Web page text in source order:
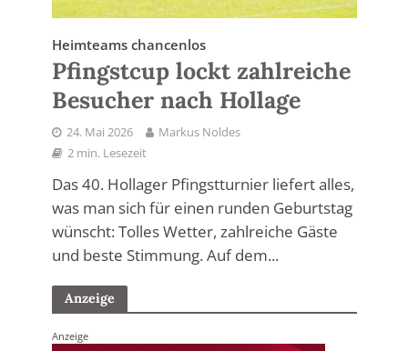
Heimteams chancenlos
Pfingstcup lockt zahlreiche
Besucher nach Hollage
24. Mai 2026
Markus Noldes
2 min. Lesezeit
Das 40. Hollager Pfingstturnier liefert alles,
was man sich für einen runden Geburtstag
wünscht: Tolles Wetter, zahlreiche Gäste
und beste Stimmung. Auf dem...
Anzeige
Anzeige